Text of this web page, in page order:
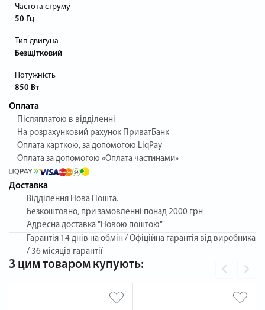
Частота струму
50 Гц
Тип двигуна
Безщітковий
Потужність
850 Вт
Оплата
Післяплатою в відділенні
На розрахунковий рахунок ПриватБанк
Оплата карткою, за допомогою LiqPay
Оплата за допомогою «Оплата частинами»
Доставка
Відділення Нова Пошта.
Безкоштовно, при замовленні понад 2000 грн
Адресна доставка "Новою поштою"
Гарантія 14 днів на обмін / Офіційна гарантія від виробника
/ 36 місяців гарантії
З цим товаром купують: